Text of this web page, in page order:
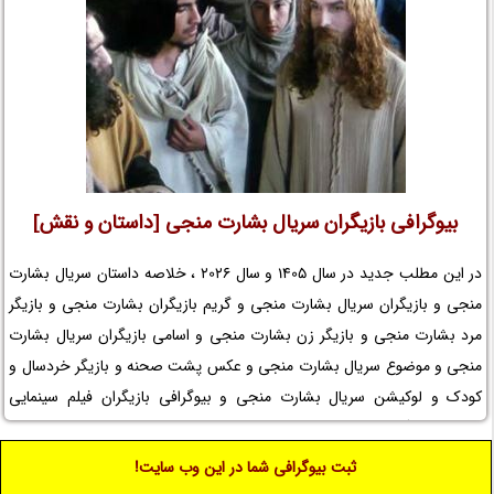
بیوگرافی بازیگران سریال بشارت منجی [داستان و نقش]
در این مطلب جدید در سال 1405 و سال 2026 ، خلاصه داستان سریال بشارت
منجی و بازیگران سریال بشارت منجی و گریم بازیگران بشارت منجی و بازیگر
مرد بشارت منجی و بازیگر زن بشارت منجی و اسامی بازیگران سریال بشارت
منجی و موضوع سریال بشارت منجی و عکس پشت صحنه و بازیگر خردسال و
کودک و لوکیشن سریال بشارت منجی و بیوگرافی بازیگران فیلم سینمایی
مسیح و کارگردان سریال بشارت منجی و مجموعه تلویزیونی بشارت منجی و
حواشی سریال بشارت منجی و افتخارات بشارت منجی و جوایز بشارت منجی و
ثبت بیوگرافی شما در این وب سایت!